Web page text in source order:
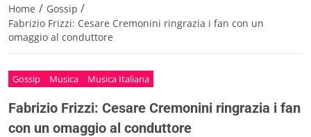
Home / Gossip /
Fabrizio Frizzi: Cesare Cremonini ringrazia i fan con un
omaggio al conduttore
Gossip Musica Musica Italiana
Fabrizio Frizzi: Cesare Cremonini ringrazia i fan
con un omaggio al conduttore